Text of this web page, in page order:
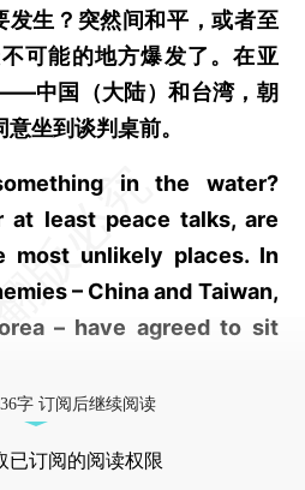
发生？突然间和平，或者至
可能的地方爆发了。在亚
中国（大陆）和台湾，朝
坐到谈判桌前。
in the water?
at least peace talks, are
most unlikely places. In
– China and Taiwan,
– have agreed to sit
字 订阅后继续阅读
已订阅的阅读权限